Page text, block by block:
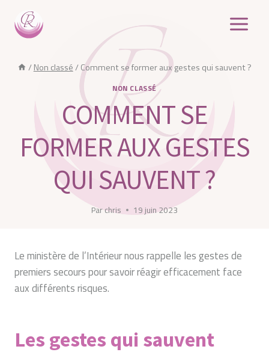
contenu
/Non classé/Comment se former aux gestes qui sauvent ?
NON CLASSÉ
COMMENT SE
FORMER AUX GESTES
QUI SAUVENT ?
Par chris 19 juin 2023
Le ministère de l’Intérieur nous rappelle les gestes de
premiers secours pour savoir réagir efficacement face
aux différents risques.
Les gestes qui sauvent